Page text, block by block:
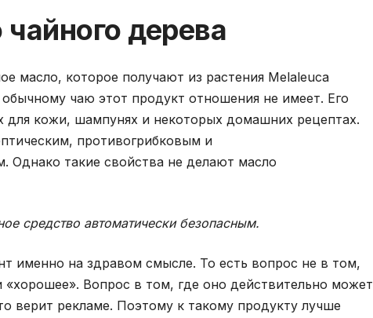
дерева
масло, которое получают из растения Melaleuca
чаю этот продукт отношения не имеет. Его
для кожи, шампунях и некоторых домашних рецептах.
противогрибковым и
Однако такие свойства не делают масло
средство автоматически безопасным.
именно на здравом смысле. То есть вопрос не в том,
«хорошее». Вопрос в том, где оно действительно может
верит рекламе. Поэтому к такому продукту лучше